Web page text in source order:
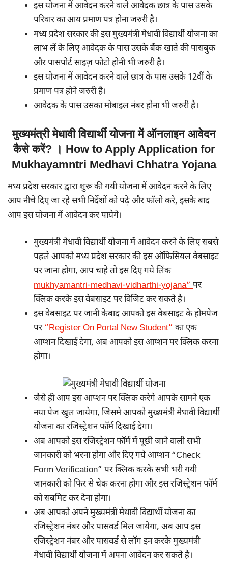
इस योजना में आवेदन करने वाले आवेदक छात्र के पास उसके
परिवार का आय प्रमाण पत्र होना जरुरी है।
मध्य प्रदेश सरकार की इस मुख्यमंत्री मेधावी विद्यार्थी योजना का
लाभ लें के लिए आवेदक के पास उसके बैंक खाते की पासबुक
और पासपोर्ट साइज़ फोटो होनी भी जरुरी है।
इस योजना में आवेदन करने वाले छात्र के पास उसके 12वीं के
प्रमाण पत्र होने जरुरी है।
आवेदक के पास उसका मोबाइल नंबर होना भी जरुरी है।
मुख्यमंत्री मेधावी विद्यार्थी योजना में ऑनलाइन आवेदन
कैसे करें? । How to Apply Application for
Mukhayamntri Medhavi Chhatra Yojana
मध्य प्रदेश सरकार द्वारा शुरू की गयी योजना में आवेदन करने के लिए
आप नीचे दिए जा रहे सभी निर्देशों को पढ़े और फॉलो करे, इसके बाद
आप इस योजना में आवेदन कर पायेगे।
मुख्यमंत्री मेधावी विद्यार्थी योजना में आवेदन करने के लिए सबसे
पहले आपको मध्य प्रदेश सरकार की इस ऑफिसियल वेबसाइट
पर जाना होगा, आप चाहे तो इस दिए गये लिंक
mukhyamantri-medhavi-vidharthi-yojana”पर
क्लिक करके इस वेबसाइट पर विजिट कर सकते है।
इस वेबसाइट पर जानी केबाद आपको इस वेबसाइट के होमपेज
पर“Register On Portal New Student”का एक
आप्शन दिखाई देगा, अब आपको इस आप्शन पर क्लिक करना
होगा।
जैसे ही आप इस आप्शन पर क्लिक करेगे आपके सामने एक
नया पेज खुल जायेगा, जिसमे आपको मुख्यमंत्री मेधावी विद्यार्थी
योजना का रजिस्ट्रेशन फॉर्म दिखाई देगा।
अब आपको इस रजिस्ट्रेशन फॉर्म में पूछी जाने वाली सभी
जानकारी को भरना होगा और दिए गये आप्शन “Check
Form Verification” पर क्लिक करके सभी भरी गयी
जानकारी को फिर से चेक करना होगा और इस रजिस्ट्रेशन फॉर्म
को सबमिट कर देना होगा।
अब आपको अपने मुख्यमंत्री मेधावी विद्यार्थी योजना का
रजिस्ट्रेशन नंबर और पासवर्ड मिल जायेगा, अब आप इस
रजिस्ट्रेशन नंबर और पासवर्ड से लॉग इन करके मुख्यमंत्री
मेधावी विद्यार्थी योजना में अपना आवेदन कर सकते है।